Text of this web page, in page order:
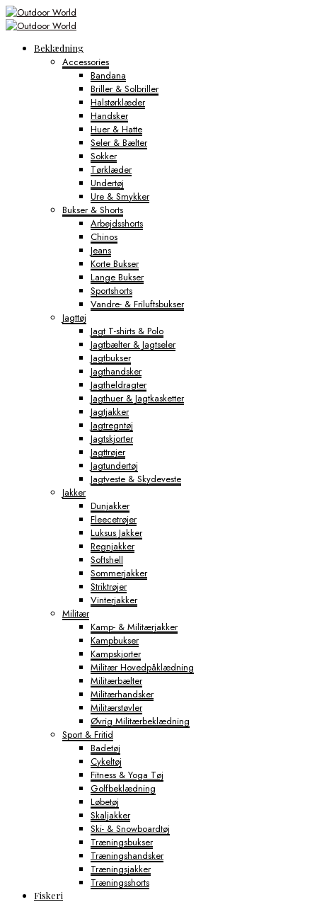
Beklædning
Accessories
Bandana
Briller & Solbriller
Halstørklæder
Handsker
Huer & Hatte
Seler & Bælter
Sokker
Tørklæder
Undertøj
Ure & Smykker
Bukser & Shorts
Arbejdsshorts
Chinos
Jeans
Korte Bukser
Lange Bukser
Sportshorts
Vandre- & Friluftsbukser
Jagttøj
Jagt T-shirts & Polo
Jagtbælter & Jagtseler
Jagtbukser
Jagthandsker
Jagtheldragter
Jagthuer & Jagtkasketter
Jagtjakker
Jagtregntøj
Jagtskjorter
Jagttrøjer
Jagtundertøj
Jagtveste & Skydeveste
Jakker
Dunjakker
Fleecetrøjer
Luksus Jakker
Regnjakker
Softshell
Sommerjakker
Striktrøjer
Vinterjakker
Militær
Kamp- & Militærjakker
Kampbukser
Kampskjorter
Militær Hovedpåklædning
Militærbælter
Militærhandsker
Militærstøvler
Øvrig Militærbeklædning
Sport & Fritid
Badetøj
Cykeltøj
Fitness & Yoga Tøj
Golfbeklædning
Løbetøj
Skaljakker
Ski- & Snowboardtøj
Træningsbukser
Træningshandsker
Træningsjakker
Træningsshorts
Fiskeri